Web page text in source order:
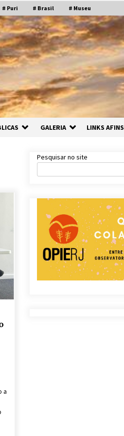
# Puri # Brasil # Museu
GALERIA LINKS AFINS
a
Pesquisar no site